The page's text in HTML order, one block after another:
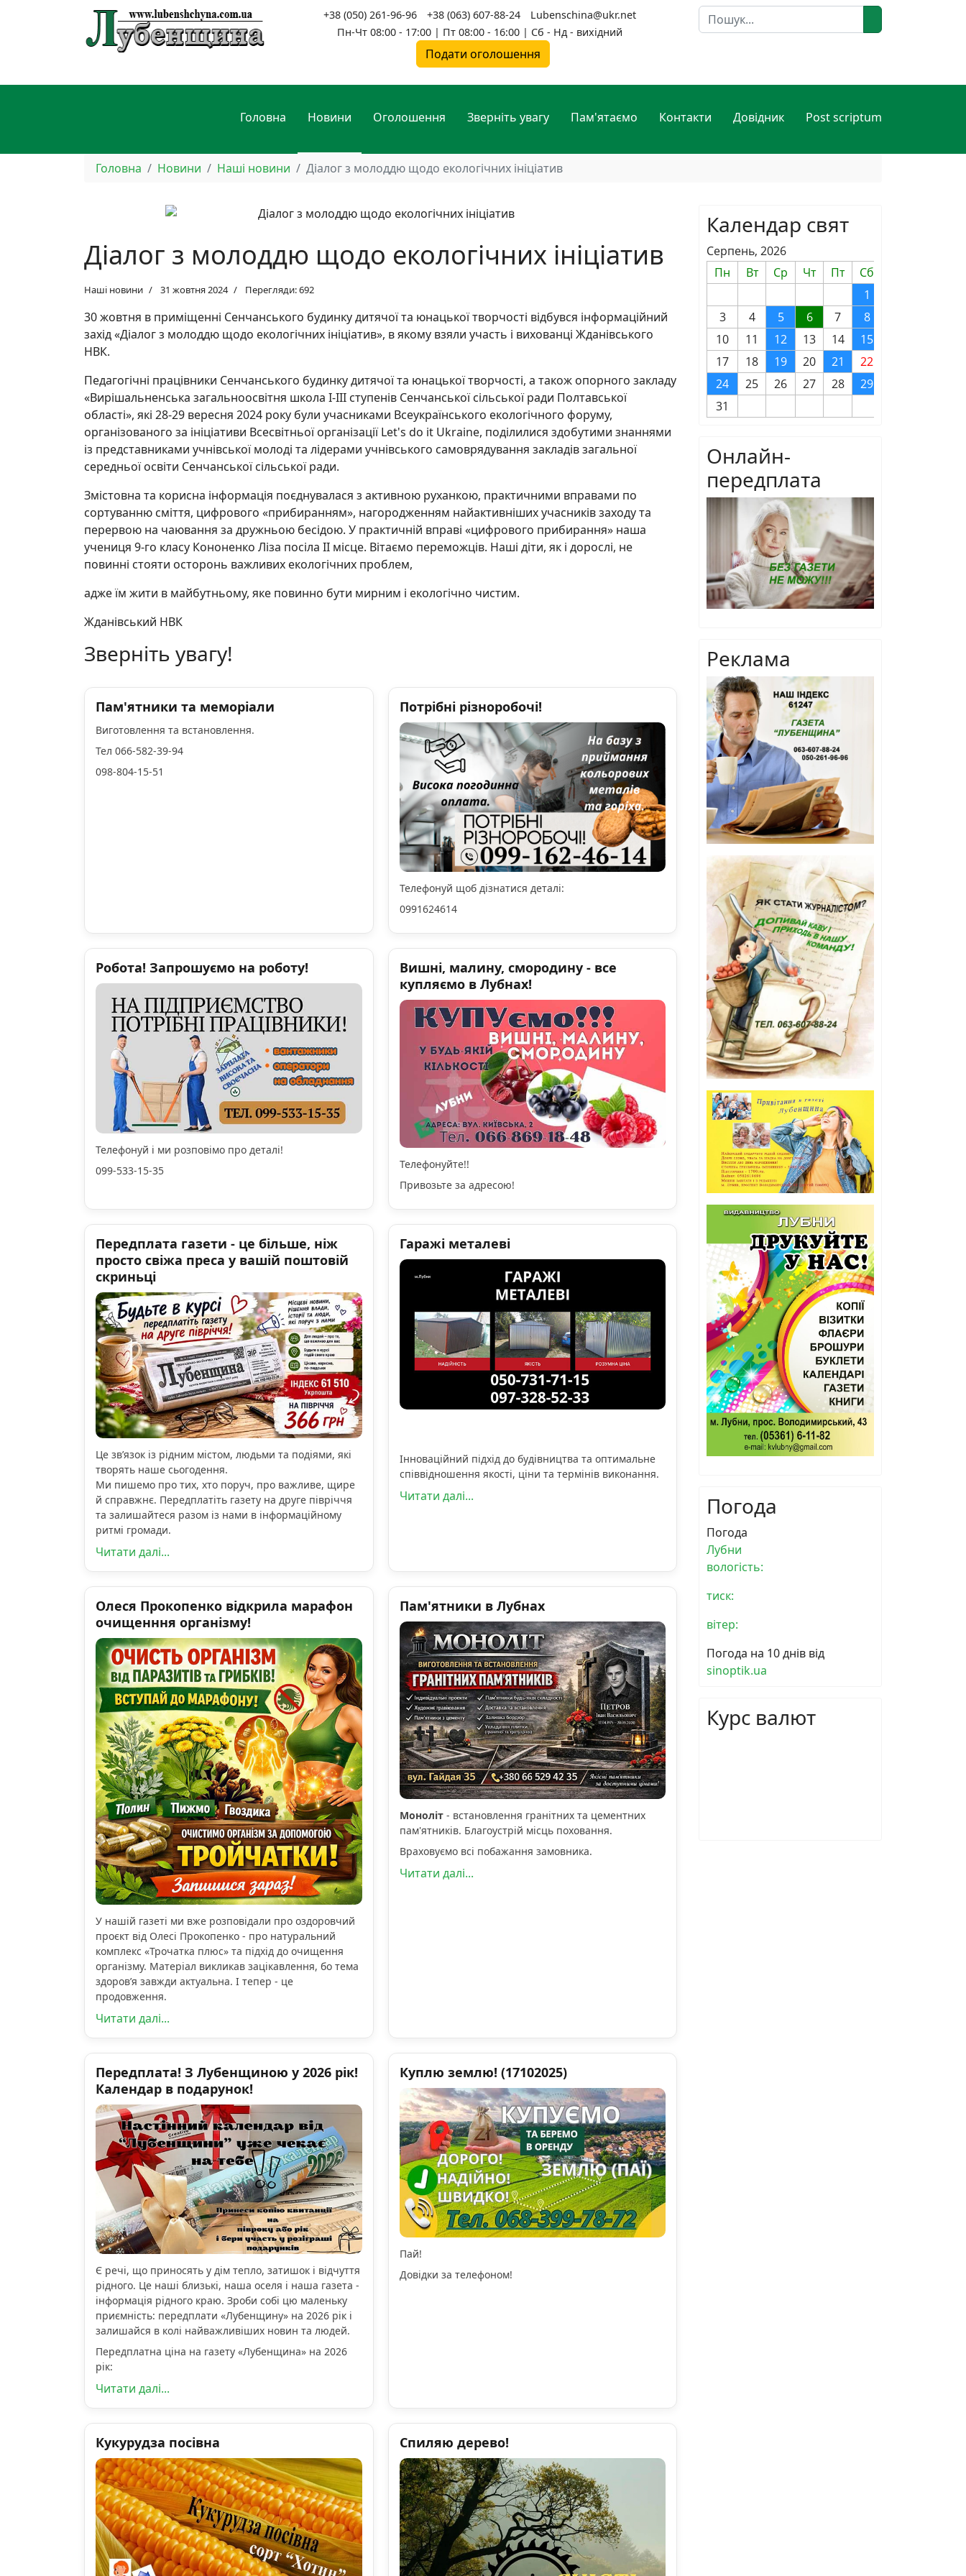
+38 (050) 261-96-96 +38 (063) 607-88-24
Lubenschina@ukr.net
Пн-Чт 08:00 - 17:00 | Пт 08:00 - 16:00 | Сб - Нд - вихідний
Подати оголошення
Пошук
Головна Новини Оголошення Зверніть увагу Пам'ятаємо Контакти Довідник Post scriptum
Головна Новини Наші новини Діалог з молоддю щодо екологічних ініціатив
Діалог з молоддю щодо екологічних ініціатив
Наші новини 31 жовтня 2024 Перегляди: 692
30 жовтня в приміщенні Сенчанського будинку дитячої та юнацької творчості відбувся інформаційний
захід «Діалог з молоддю щодо екологічних ініціатив», в якому взяли участь і вихованці Жданівського
НВК.
Педагогічні працівники Сенчанського будинку дитячої та юнацької творчості, а також опорного закладу
«Вирішальненська загальноосвітня школа І-ІІІ ступенів Сенчанської сільської ради Полтавської
області», які 28-29 вересня 2024 року були учасниками Всеукраїнського екологічного форуму,
організованого за ініціативи Всесвітньої організації Let's do it Ukraine, поділилися здобутими знаннями
із представниками учнівської молоді та лідерами учнівського самоврядування закладів загальної
середньої освіти Сенчанської сільської ради.
Змістовна та корисна інформація поєднувалася з активною руханкою, практичними вправами по
сортуванню сміття, цифрового «прибиранням», нагородженням найактивніших учасників заходу та
перервою на чаювання за дружньою бесідою. У практичній вправі «цифрового прибирання» наша
учениця 9-го класу Кононенко Ліза посіла ІІ місце. Вітаємо переможців. Наші діти, як і дорослі, не
повинні стояти осторонь важливих екологічних проблем,
адже їм жити в майбутньому, яке повинно бути мирним і екологічно чистим.
Жданівський НВК
Зверніть увагу!
Пам'ятники та меморіали
Виготовлення та встановлення.
Тел 066-582-39-94
098-804-15-51
Потрібні різноробочі!
Телефонуй щоб дізнатися деталі:
0991624614
Робота! Запрошуємо на роботу!
Телефонуй і ми розповімо про деталі!
099-533-15-35
Вишні, малину, смородину - все
купляємо в Лубнах!
Телефонуйте!!
Привозьте за адресою!
Передплата газети - це більше, ніж
просто свіжа преса у вашій поштовій
скриньці
Це зв’язок із рідним містом, людьми та подіями, які
творять наше сьогодення.
Ми пишемо про тих, хто поруч, про важливе, щире
й справжнє. Передплатіть газету на друге півріччя
та залишайтеся разом із нами в інформаційному
ритмі громади.
Читати далі...
Гаражі металеві
Інноваційний підхід до будівництва та оптимальне
співвідношення якості, ціни та термінів виконання.
Читати далі...
Олеся Прокопенко відкрила марафон
очищенння організму!
У нашій газеті ми вже розповідали про оздоровчий
проєкт від Олесі Прокопенко - про натуральний
комплекс «Трочатка плюс» та підхід до очищення
організму. Матеріал викликав зацікавлення, бо тема
здоров’я завжди актуальна. І тепер - це
продовження.
Читати далі...
Пам'ятники в Лубнах
Моноліт- встановлення гранітних та цементних
пам'ятників. Благоустрій місць поховання.
Враховуємо всі побажання замовника.
Читати далі...
Передплата! З Лубенщиною у 2026 рік!
Календар в подарунок!
Є речі, що приносять у дім тепло, затишок і відчуття
рідного. Це наші близькі, наша оселя і наша газета -
інформація рідного краю. Зроби собі цю маленьку
приємність: передплати «Лубенщину» на 2026 рік і
залишайся в колі найважливіших новин та людей.
Передплатна ціна на газету «Лубенщина» на 2026
рік:
Читати далі...
Куплю землю! (17102025)
Пай!
Довідки за телефоном!
Кукурудза посівна Спиляю дерево!
Календар свят
Серпень, 2026
Пн
Вт Ср Чт Пт Сб
1
3
4 5 6 7 8
10
11 12 13 14 15
17
18 19 20 21 22
24
25 26 27 28 29
31
Онлайн-
передплата
Реклама
Погода
Погода
Лубни
вологість:
тиск:
вітер:
Погода на 10 днів від
sinoptik.ua
Курс валют